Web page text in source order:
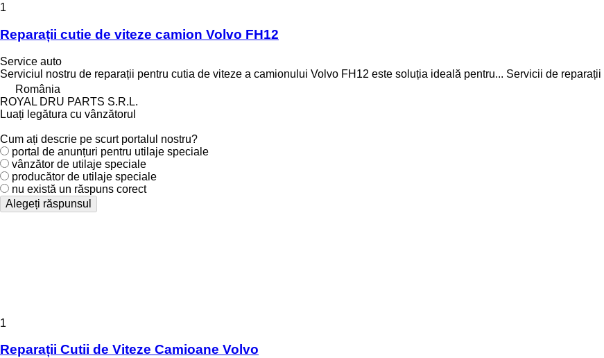
1
Reparații cutie de viteze camion Volvo FH12
Service auto
Serviciul nostru de reparații pentru cutia de viteze a camionului Volvo FH12 este soluția ideală pentru... Servicii de reparații
România
ROYAL DRU PARTS S.R.L.
Luați legătura cu vânzătorul
Cum ați descrie pe scurt portalul nostru?
portal de anunțuri pentru utilaje speciale
vânzător de utilaje speciale
producător de utilaje speciale
nu există un răspuns corect
Alegeți răspunsul
1
Reparații Cutii de Viteze Camioane Volvo